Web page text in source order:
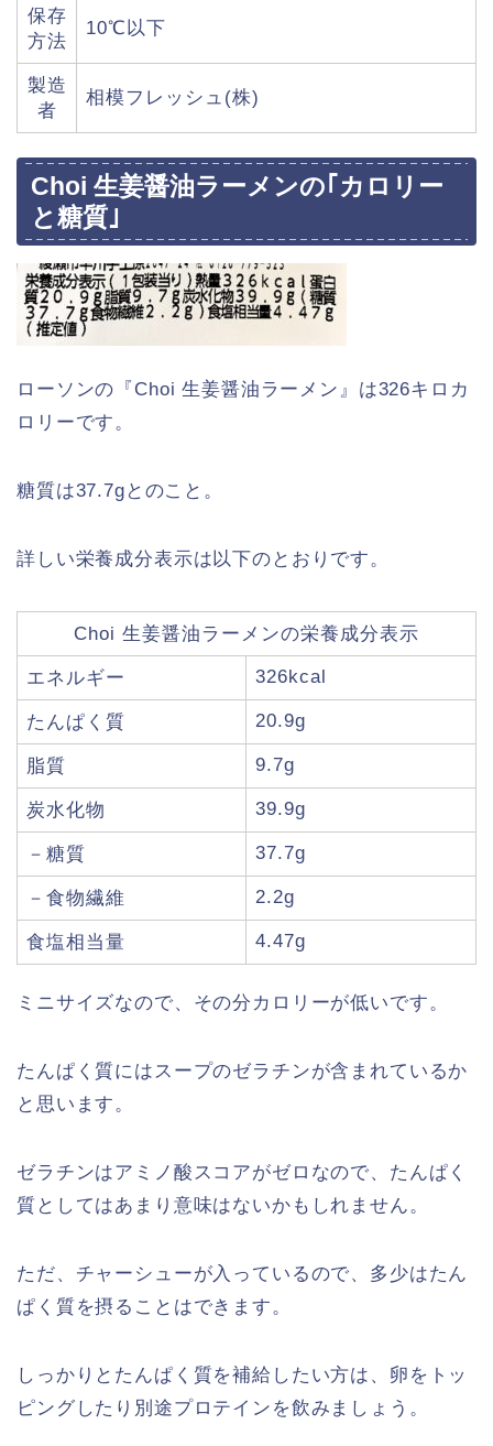
保存
方法
10℃以下
製造
者
相模フレッシュ(株)
Choi 生姜醤油ラーメンの｢カロリー
と糖質｣
ローソンの『Choi 生姜醤油ラーメン』は326キロカ
ロリーです。
糖質は37.7gとのこと。
詳しい栄養成分表示は以下のとおりです。
Choi 生姜醤油ラーメンの栄養成分表示
エネルギー 326kcal
たんぱく質 20.9g
脂質 9.7g
炭水化物 39.9g
－糖質 37.7g
－食物繊維 2.2g
食塩相当量 4.47g
ミニサイズなので、その分カロリーが低いです。
たんぱく質にはスープのゼラチンが含まれているか
と思います。
ゼラチンはアミノ酸スコアがゼロなので、たんぱく
質としてはあまり意味はないかもしれません。
ただ、チャーシューが入っているので、多少はたん
ぱく質を摂ることはできます。
しっかりとたんぱく質を補給したい方は、卵をトッ
ピングしたり別途プロテインを飲みましょう。